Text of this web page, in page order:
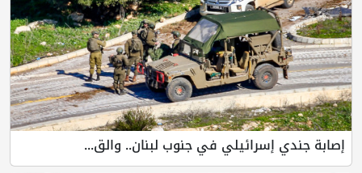
إسرائيلي في جنوب لبنان.. والق...